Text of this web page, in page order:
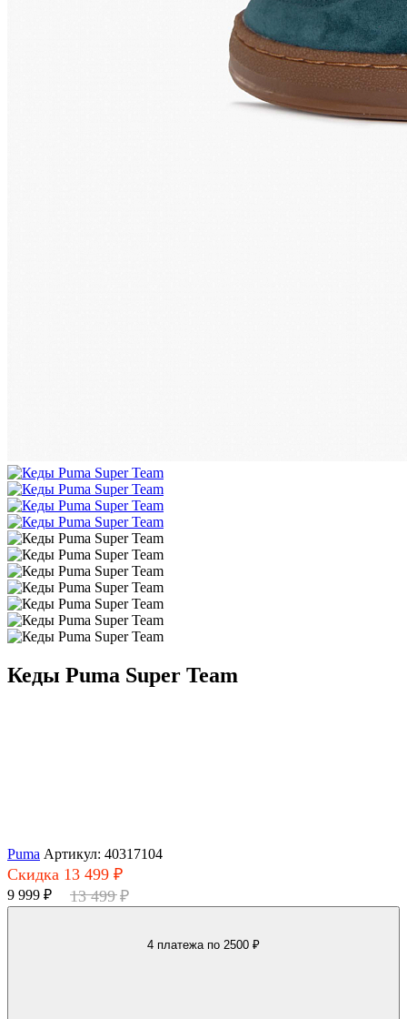
Кеды Puma Super Team
Puma Артикул: 40317104
Скидка 13 499 ₽
9 999 ₽ 13 499 ₽
4 платежа по 2500 ₽